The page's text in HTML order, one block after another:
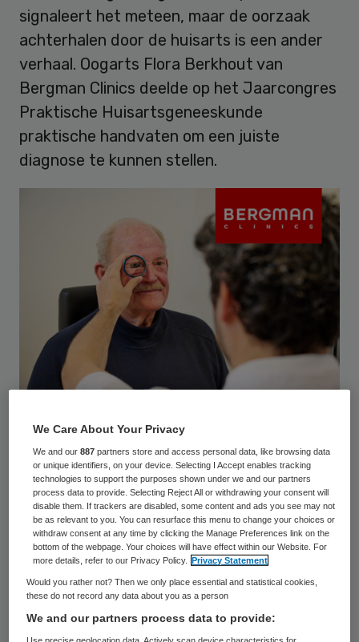
signaleert het meteen, maar de oorzaak
achterhalen door de huisarts is een ander
verhaal. Oogarts Flora Berkhout van
Bergman Clinics deelde op het Jaarcongres
Praktische Huisartsgeneeskunde
praktische handvaten om een juiste
diagnose te kunnen stellen.
Van insectenbeet tot
hersenvliesontsteking
De zaal zat bomvol – en dat zegt iets.
Berkhout, tevens Medisch Directeur Ogen
bij Bergman Clinics, nam huisartsen mee
langs de meest voorkomende
oogaandoeningen: van de relatief
onschuldige insectenbeet tot cellulitis
We Care About Your Privacy
We and our887 partners store and access personal data, like browsing data
or unique identifiers, on your device. Selecting I Accept enables tracking
technologies to support the purposes shown under we and our partners
process data to provide. Selecting Reject All or withdrawing your consent will
disable them. If trackers are disabled, some content and ads you see may not
be as relevant to you. You can resurface this menu to change your choices or
withdraw consent at any time by clicking the Manage Preferences link on the
bottom of the webpage. Your choices will have effect within our Website. For
more details, refer to our Privacy Policy.
Privacy Statement
Would you rather not? Then we only place essential and statistical cookies,
these do not record any data about you as a person
We and our partners process data to provide: